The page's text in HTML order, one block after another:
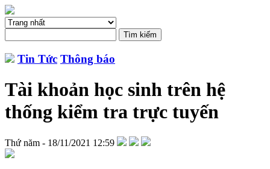
Tin Tức Thông báo
Tài khoản học sinh trên hệ
thống kiểm tra trực tuyến
Thứ năm - 18/11/2021 12:59